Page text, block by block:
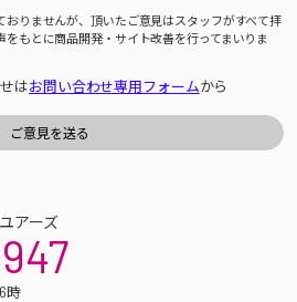
おりませんが、頂いたご意見はスタッフがすべて拝
をもとに商品開発・サイト改善を行ってまいりま
はお問い合わせ専用フォームから
アーズ
時